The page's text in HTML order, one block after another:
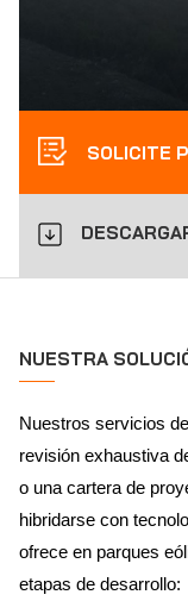
SOLICITE
NUESTRA
Nuestros servicios
revisión exhaustiva
o una cartera de
hibridarse con
ofrece en parques
etapas de desarrollo: